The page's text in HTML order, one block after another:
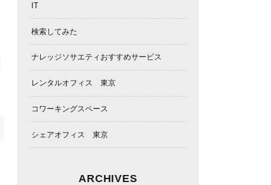
IT
検索してみた
ナレッジソサエティおすすめサービス
レンタルオフィス 東京
コワーキングスペース
シェアオフィス 東京
ARCHIVES